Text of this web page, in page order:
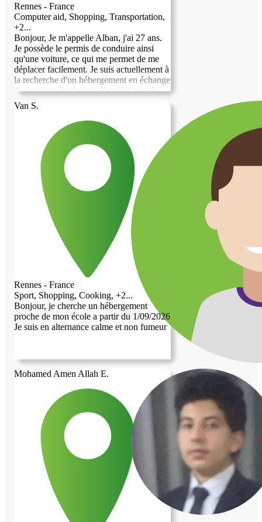
Rennes - France
Computer aid, Shopping, Transportation,
+2...
Bonjour, Je m'appelle Alban, j'ai 27 ans.
Je possède le permis de conduire ainsi
qu'une voiture, ce qui me permet de me
déplacer facilement. Je suis actuellement à
la recherche d'un hébergement en échange
de services. Je n'ai pas d'emploi pour le
moment et j'ai un léger handicap visuel,
mais cela ne m'empêche pas d'être
autonome et de réaliser les tâches du
quotidien. J'ai un rythme de vie plutôt
orienté vers l'après-midi, le soir et la nuit,
mais je m'adapte sans difficulté aux
horaires si la situation le demande. Je suis
particulièrement à l'aise avec
l'informatique, que ce soit pour aider,
dépanner ou apprendre rapidement de
nouvelles choses. Je suis une personne
calme, respectueuse, à l'écoute et très
empathique. J'apprécie les relations basées
sur la confiance et l'entraide, et je suis
toujours prêt à donner un coup de main
pour les tâches du quotidien ou les besoins
de la maison. Je recherche avant tout un
échange humain, dans lequel chacun peut
s'apporter quelque chose. Sérieux et
motivé, je ferai toujours de mon mieux
pour être une personne sur qui l'on peut
compter.
Van S.
Rennes - France
Sport, Shopping, Cooking, +2...
Bonjour, je cherche un hébergement
proche de mon école a partir du 1/09/2026
Je suis en alternance calme et non fumeur
Mohamed Amen Allah E.